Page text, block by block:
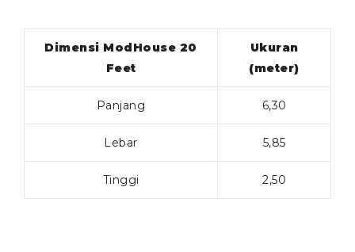
Dimensi ModHouse 20
Feet
Ukuran
(meter)
Panjang 6,30
Lebar 5,85
Tinggi 2,50